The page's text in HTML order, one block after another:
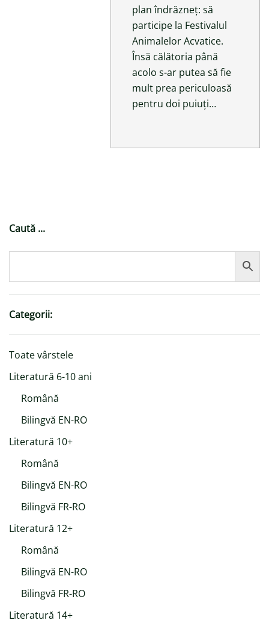
plan îndrăzneț: să
participe la Festivalul
Animalelor Acvatice.
Însă călătoria până
acolo s-ar putea să fie
mult prea periculoasă
pentru doi puiuți…
Caută ...
Categorii:
Toate vârstele
Literatură 6-10 ani
Română
Bilingvă EN-RO
Literatură 10+
Română
Bilingvă EN-RO
Bilingvă FR-RO
Literatură 12+
Română
Bilingvă EN-RO
Bilingvă FR-RO
Literatură 14+